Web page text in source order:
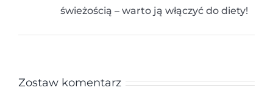
świeżością – warto ją włączyć do diety!
Zostaw komentarz